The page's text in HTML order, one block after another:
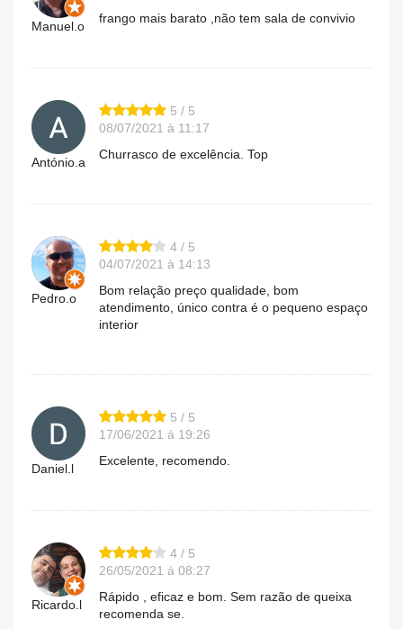
Manuel.o
frango mais barato ,não tem sala de convivio
António.a
5 / 5
08/07/2021 à 11:17
Churrasco de excelência. Top
Pedro.o
4 / 5
04/07/2021 à 14:13
Bom relação preço qualidade, bom
atendimento, único contra é o pequeno espaço
interior
Daniel.l
5 / 5
17/06/2021 à 19:26
Excelente, recomendo.
Ricardo.l
4 / 5
26/05/2021 à 08:27
Rápido , eficaz e bom. Sem razão de queixa
recomenda se.